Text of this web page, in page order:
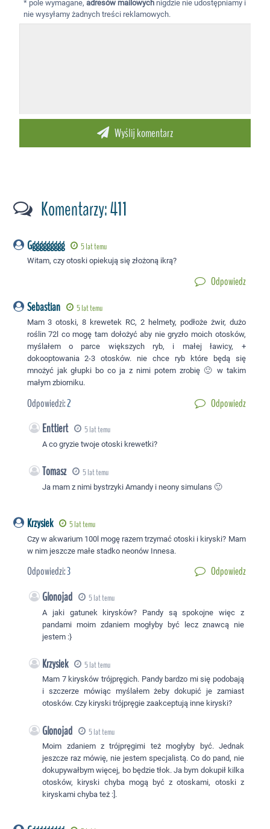
* pole wymagane,adresów mailowych nigdzie nie udostępniamy i
nie wysyłamy żadnych treści reklamowych.
Komentarzy: 411
Gggggggggg 5 lat temu
Witam, czy otoski opiekują się złożoną ikrą?
Odpowiedz
Sebastian 5 lat temu
Mam 3 otoski, 8 krewetek RC, 2 helmety, podłoże żwir, dużo
roślin 72l co mogę tam dołożyć aby nie gryzło moich otosków,
myślałem o parce większych ryb, i małej ławicy, +
dokooptowania 2-3 otosków. nie chce ryb które będą się
mnożyć jak głupki bo co ja z nimi potem zrobię 🙂 w takim
małym zbiorniku.
Odpowiedzi:2 Odpowiedz
Enttiert 5 lat temu
A co gryzie twoje otoski krewetki?
Tomasz 5 lat temu
Ja mam z nimi bystrzyki Amandy i neony simulans 🙂
Krzysiek 5 lat temu
Czy w akwarium 100l mogę razem trzymać otoski i kiryski? Mam
w nim jeszcze małe stadko neonów Innesa.
Odpowiedzi:3 Odpowiedz
Glonojad 5 lat temu
A jaki gatunek kirysków? Pandy są spokojne więc z
pandami moim zdaniem mogłyby być lecz znawcą nie
jestem :}
Krzysiek 5 lat temu
Mam 7 kirysków trójpręgich. Pandy bardzo mi się podobają
i szczerze mówiąc myślałem żeby dokupić je zamiast
otosków. Czy kiryski trójpręgie zaakceptują inne kiryski?
Glonojad 5 lat temu
Moim zdaniem z trójpręgimi też mogłyby być. Jednak
jeszcze raz mówię, nie jestem specjalistą. Co do pand, nie
dokupywałbym więcej, bo będzie tłok. Ja bym dokupił kilka
otosków, kiryski chyba mogą być z otoskami, otoski z
kiryskami chyba też :].